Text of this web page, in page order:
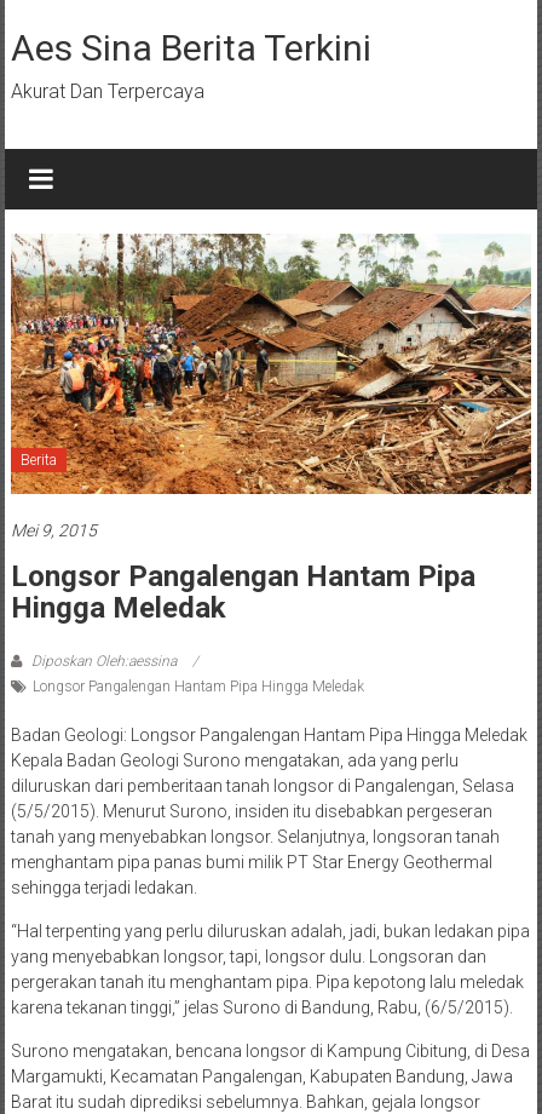
ke
konten
Aes Sina Berita Terkini
Akurat Dan Terpercaya
Berita
Mei 9, 2015
Longsor Pangalengan Hantam Pipa
Hingga Meledak
Diposkan Oleh:aessina
Longsor Pangalengan Hantam Pipa Hingga Meledak
Badan Geologi: Longsor Pangalengan Hantam Pipa Hingga Meledak
Kepala Badan Geologi Surono mengatakan, ada yang perlu
diluruskan dari pemberitaan tanah longsor di Pangalengan, Selasa
(5/5/2015). Menurut Surono, insiden itu disebabkan pergeseran
tanah yang menyebabkan longsor. Selanjutnya, longsoran tanah
menghantam pipa panas bumi milik PT Star Energy Geothermal
sehingga terjadi ledakan.
“Hal terpenting yang perlu diluruskan adalah, jadi, bukan ledakan pipa
yang menyebabkan longsor, tapi, longsor dulu. Longsoran dan
pergerakan tanah itu menghantam pipa. Pipa kepotong lalu meledak
karena tekanan tinggi,” jelas Surono di Bandung, Rabu, (6/5/2015).
Surono mengatakan, bencana longsor di Kampung Cibitung, di Desa
Margamukti, Kecamatan Pangalengan, Kabupaten Bandung, Jawa
Barat itu sudah diprediksi sebelumnya. Bahkan, gejala longsor